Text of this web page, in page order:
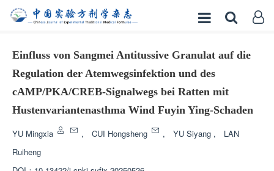
Einfluss von Sangmei Antitussive Granulat auf die
Regulation der Atemwegsinfektion und des
cAMP/PKA/CREB-Signalwegs bei Ratten mit
Hustenvariantenasthma Wind Fuyin Ying-Schaden
YU Mingxia , CUI Hongsheng , YU Siyang ,
LAN
Ruiheng